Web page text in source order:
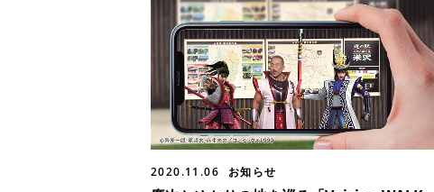
2020.11.06 お知らせ